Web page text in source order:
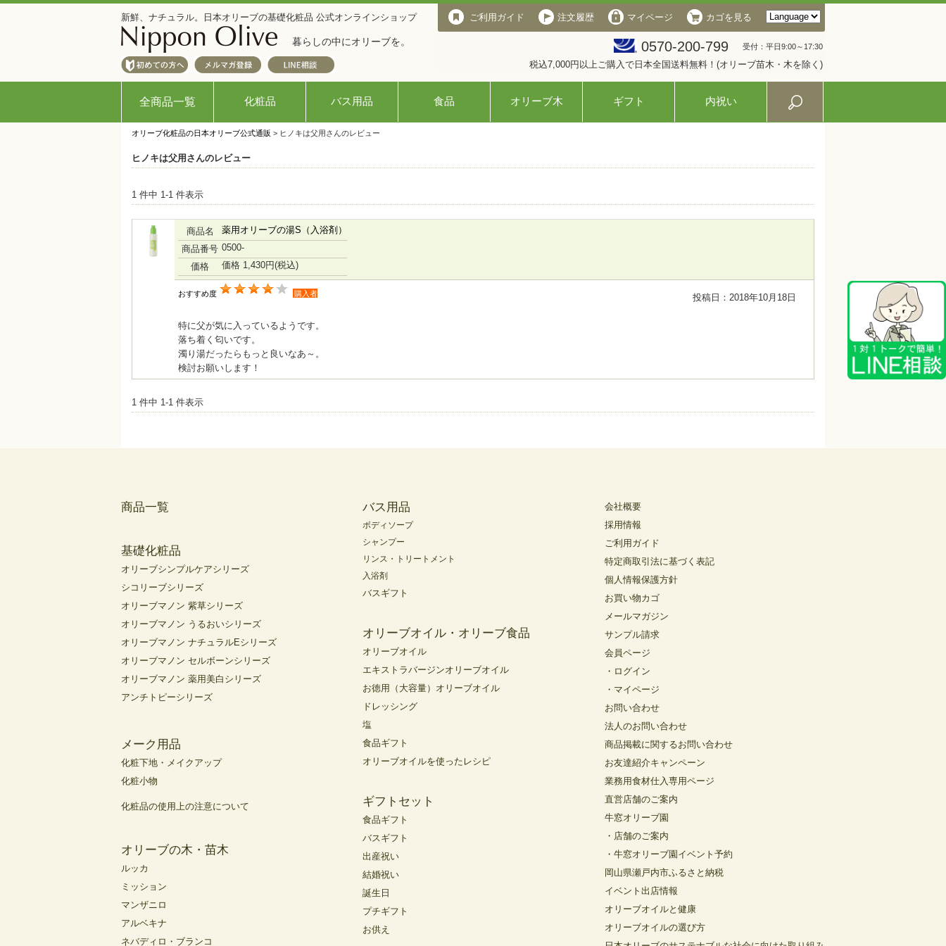
新鮮、ナチュラル。日本オリーブの基礎化粧品 公式オンラインショップ
暮らしの中にオリーブを。
ご利用ガイド 注文履歴 マイページ カゴを見る
0570-200-799 受付：平日9:00～17:30
税込7,000円以上ご購入で日本全国送料無料！(オリーブ苗木・木を除く)
全商品一覧 化粧品 バス用品 食品 オリーブ木 ギフト 内祝い
オリーブ化粧品の日本オリーブ公式通販 > ヒノキは父用さんのレビュー
ヒノキは父用さんのレビュー
1 件中 1-1 件表示
商品名
薬用オリーブの湯S（入浴剤）
商品番号 0500-
価格
価格 1,430円(税込)
投稿日：2018年10月18日
おすすめ度 購入者
特に父が気に入っているようです。
落ち着く匂いです。
濁り湯だったらもっと良いなあ～。
検討お願いします！
1 件中 1-1 件表示
商品一覧
基礎化粧品
オリーブシンプルケアシリーズ
シコリーブシリーズ
オリーブマノン 紫草シリーズ
オリーブマノン うるおいシリーズ
オリーブマノン ナチュラルEシリーズ
オリーブマノン セルボーンシリーズ
オリーブマノン 薬用美白シリーズ
アンチトピーシリーズ
メーク用品
化粧下地・メイクアップ
化粧小物
化粧品の使用上の注意について
オリーブの木・苗木
ルッカ
ミッション
マンザニロ
アルベキナ
ネバディロ・ブランコ
バス用品
ボディソープ
シャンプー
リンス・トリートメント
入浴剤
バスギフト
オリーブオイル・オリーブ食品
オリーブオイル
エキストラバージンオリーブオイル
お徳用（大容量）オリーブオイル
ドレッシング
塩
食品ギフト
オリーブオイルを使ったレシピ
ギフトセット
食品ギフト
バスギフト
出産祝い
結婚祝い
誕生日
プチギフト
お供え
会社概要
採用情報
ご利用ガイド
特定商取引法に基づく表記
個人情報保護方針
お買い物カゴ
メールマガジン
サンプル請求
会員ページ
・ログイン
・マイページ
お問い合わせ
法人のお問い合わせ
商品掲載に関するお問い合わせ
お友達紹介キャンペーン
業務用食材仕入専用ページ
直営店舗のご案内
牛窓オリーブ園
・店舗のご案内
・牛窓オリーブ園イベント予約
岡山県瀬戸内市ふるさと納税
イベント出店情報
オリーブオイルと健康
オリーブオイルの選び方